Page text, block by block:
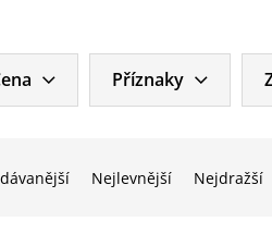
Nejlevnější Nejdražší
Příznaky